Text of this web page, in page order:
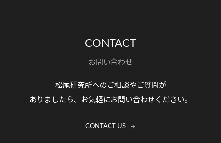
CONTACT
お問い合わせ
松尾研究所へのご相談やご質問が
ありましたら、お気軽にお問い合わせください。
CONTACT US